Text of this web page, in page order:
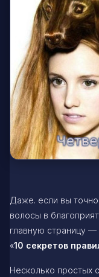
Даже. если вы
волосы в
главную страницу —
«10 секретов
Несколько простых